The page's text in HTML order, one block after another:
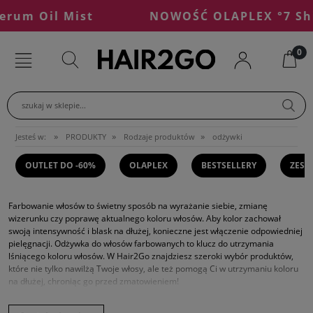
Oil Mist NOWOŚĆ OLAPLEX °7
szukaj w sklepie...
Jesteś w: » PRODUKTY » Rodzaje produktów » odżywki
OUTLET DO -60% OLAPLEX BESTSELLERY
Farbowanie włosów to świetny sposób na wyrażanie siebie, zmianę
wizerunku czy poprawę aktualnego koloru włosów. Aby kolor zachował
swoją intensywność i blask na dłużej, konieczne jest włączenie odpowiedniej
pielęgnacji. Odżywka do włosów farbowanych to klucz do utrzymania
lśniącego koloru włosów. W Hair2Go znajdziesz szeroki wybór produktów,
które nie tylko nawilżą Twoje włosy, ale też pomogą Ci w utrzymaniu koloru
na dłużej, chroniąc go przed zmatowieniem!
Odżywka do włosów farbowanych – must have